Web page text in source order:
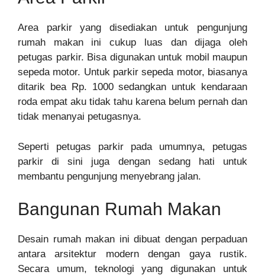
Area parkir yang disediakan untuk pengunjung
rumah makan ini cukup luas dan dijaga oleh
petugas parkir. Bisa digunakan untuk mobil maupun
sepeda motor. Untuk parkir sepeda motor, biasanya
ditarik bea Rp. 1000 sedangkan untuk kendaraan
roda empat aku tidak tahu karena belum pernah dan
tidak menanyai petugasnya.
Seperti petugas parkir pada umumnya, petugas
parkir di sini juga dengan sedang hati untuk
membantu pengunjung menyebrang jalan.
Bangunan Rumah Makan
Desain rumah makan ini dibuat dengan perpaduan
antara arsitektur modern dengan gaya rustik.
Secara umum, teknologi yang digunakan untuk